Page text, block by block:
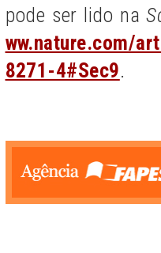
pode ser lido na
ww.nature.com/
8271-4#Sec9.